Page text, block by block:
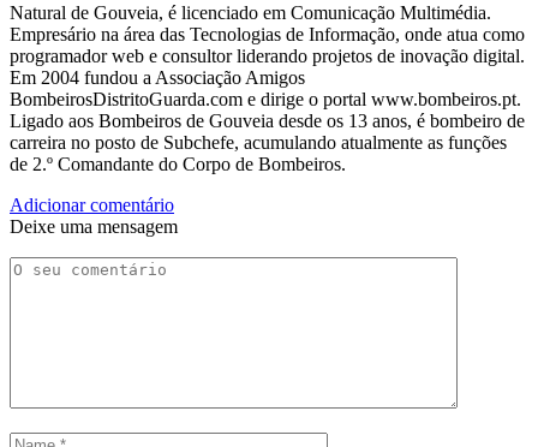
Natural de Gouveia, é licenciado em Comunicação Multimédia.
Empresário na área das Tecnologias de Informação, onde atua como
programador web e consultor liderando projetos de inovação digital.
Em 2004 fundou a Associação Amigos
BombeirosDistritoGuarda.com e dirige o portal www.bombeiros.pt.
Ligado aos Bombeiros de Gouveia desde os 13 anos, é bombeiro de
carreira no posto de Subchefe, acumulando atualmente as funções
de 2.º Comandante do Corpo de Bombeiros.
Adicionar comentário
Deixe uma mensagem